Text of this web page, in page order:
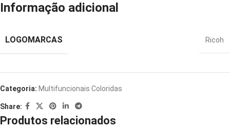
Informação adicional
LOGOMARCAS Ricoh
Categoria: Multifuncionais Coloridas
Share:
Produtos relacionados